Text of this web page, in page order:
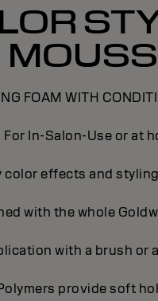
FOAM WITH
For In-Salon-Use or at
color effects and
with the whole
with a brush or
provide soft